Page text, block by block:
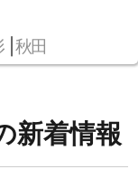
秋田
新着情報